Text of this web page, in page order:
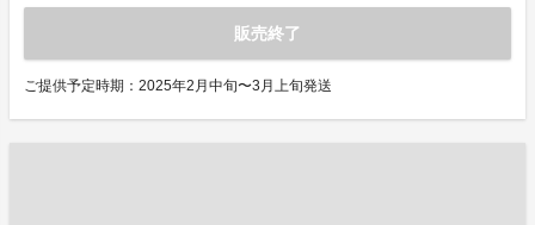
販売終了
ご提供予定時期：2025年2月中旬〜3月上旬発送